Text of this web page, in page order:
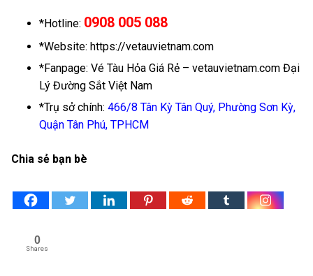
*Hotline: 0908 005 088
*Website: https://vetauvietnam.com
*Fanpage: Vé Tàu Hỏa Giá Rẻ – vetauvietnam.com Đại
Lý Đường Sắt Việt Nam
*Trụ sở chính: 466/8 Tân Kỳ Tân Quý, Phường Sơn Kỳ,
Quận Tân Phú, TPHCM
Chia sẻ bạn bè
0
Shares